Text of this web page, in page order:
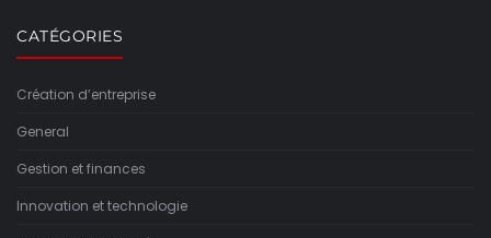
CATÉGORIES
Création d’entreprise
General
Gestion et finances
Innovation et technologie